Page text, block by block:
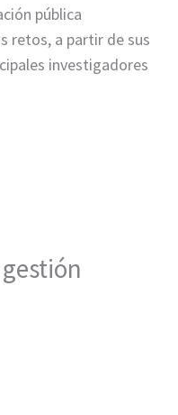
pública
retos, a partir de sus
investigadores